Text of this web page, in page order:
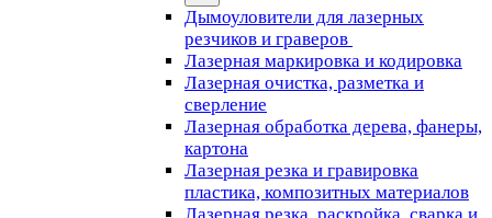
Дымоуловители для лазерных
резчиков и граверов
Лазерная маркировка и кодировка
Лазерная очистка, разметка и
сверление
Лазерная обработка дерева, фанеры,
картона
Лазерная резка и гравировка
пластика, композитных материалов
Лазерная резка, раскройка, сварка и